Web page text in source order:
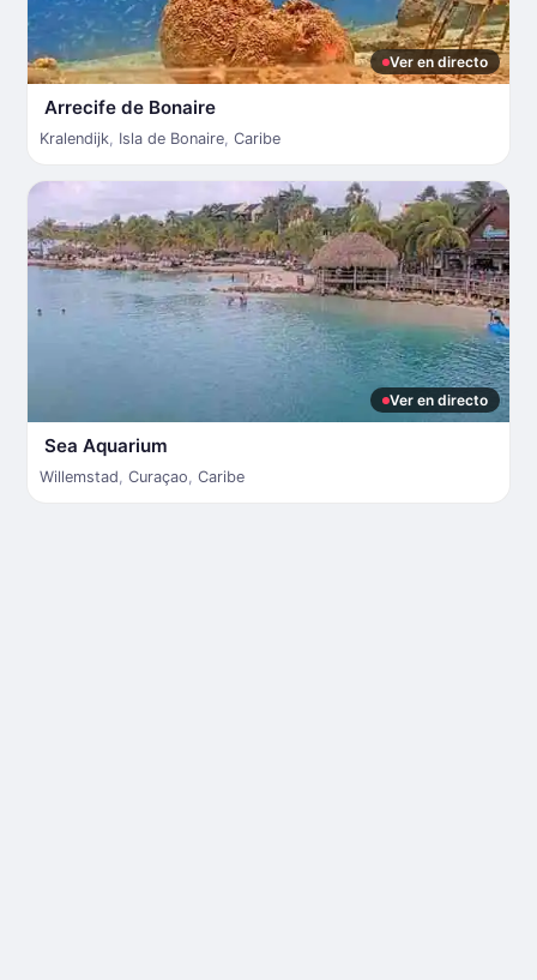
Ver en directo
Arrecife de Bonaire
Kralendijk, Isla de Bonaire, Caribe
Ver en directo
Sea Aquarium
Willemstad, Curaçao, Caribe